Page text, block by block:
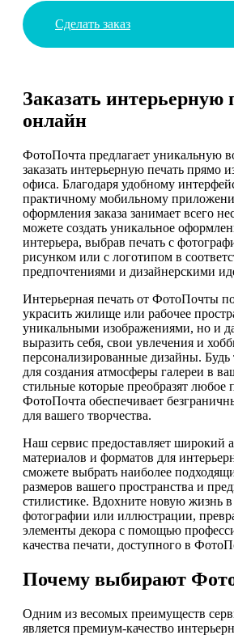
Сделать заказ
Заказать интерьерную
онлайн
ФотоПочта предлагает уникальную
заказать интерьерную печать прямо
офиса. Благодаря удобному
практичному мобильному
оформления заказа занимает всего
можете создать уникальное
интерьера, выбрав печать с
рисунком или с логотипом в
предпочтениями и дизайнерскими
Интерьерная печать от ФотоПочты
украсить жилище или рабочее
уникальными изображениями, но и
выразить себя, свои увлечения и
персонализированные дизайны. Будь
для создания атмосферы галереи в
стильные которые преобразят любое
ФотоПочта обеспечивает
для вашего творчества.
Наш сервис предоставляет широкий
материалов и форматов для
сможете выбрать наиболее
размеров вашего пространства и
стилистике. Вдохните новую жизнь
фотографии или иллюстрации,
элементы декора с помощью
качества печати, доступного в
Почему выбирают
Одним из весомых преимуществ
является премиум-качество